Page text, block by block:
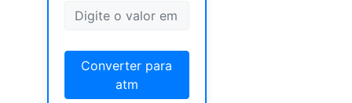
Converter para
atm